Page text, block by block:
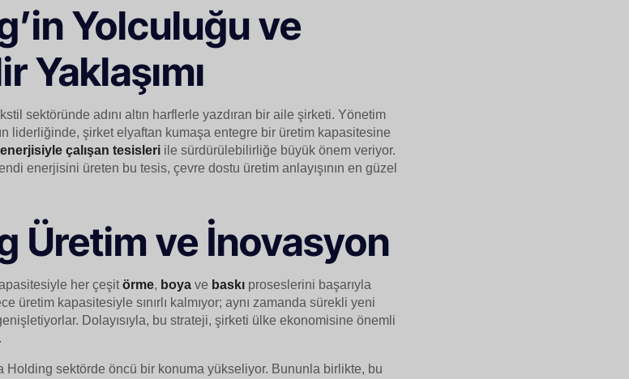
Yolculuğu ve
Yaklaşımı
sektöründe adını altın harflerle yazdıran bir aile şirketi. Yönetim
liderliğinde, şirket elyaftan kumaşa entegre bir üretim kapasitesine
çalışan tesisleri ile sürdürülebilirliğe büyük önem veriyor.
enerjisini üreten bu tesis, çevre dostu üretim anlayışının en güzel
Üretim ve İnovasyon
her çeşit örme, boya ve baskı proseslerini başarıyla
üretim kapasitesiyle sınırlı kalmıyor; aynı zamanda sürekli yeni
Dolayısıyla, bu strateji, şirketi ülke ekonomisine önemli
Holding sektörde öncü bir konuma yükseliyor. Bununla birlikte, bu